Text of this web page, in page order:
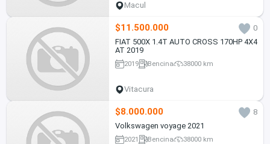
Macul
$11.500.000
0
FIAT 500X 1.4T AUTO CROSS 170HP 4X4
AT 2019
2019 Bencina 38000 km
Vitacura
$8.000.000
8
Volkswagen voyage 2021
2021 Bencina 38000 km